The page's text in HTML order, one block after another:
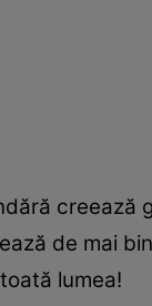
creează
de mai
lumea!